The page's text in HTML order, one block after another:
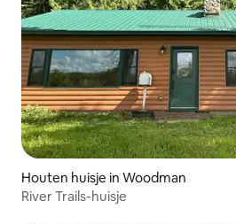
Houten huisje in Woodman
River Trails-huisje